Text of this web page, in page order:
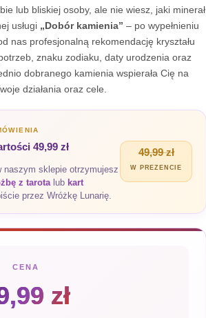
lub bliskiej osoby, ale nie wiesz, jaki minerał
usługi „Dobór kamienia” – po wypełnieniu
nas profesjonalną rekomendację kryształu
znaku zodiaku, daty urodzenia oraz
dobranego kamienia wspierała Cię na
działania oraz cele.
49,99 zł
naszym sklepie otrzymujesz
z tarota lub kart
przez Wróżkę Lunarię.
49,99 zł
W PREZENCIE
CENA
zł